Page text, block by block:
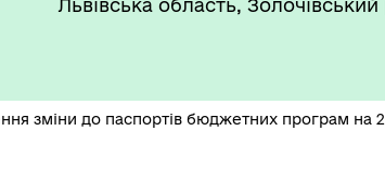
Львівська область,
зміни до паспортів бюджетних програм на